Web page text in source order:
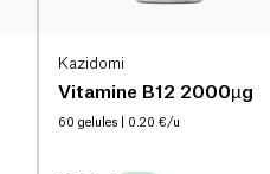
Kazidomi
Vitamine B12 2000µg
60 gelules | 0.20 €/u
houden.
plaats, buiten het